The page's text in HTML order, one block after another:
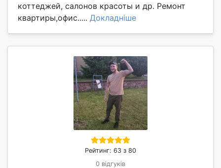
коттеджей, салонов красоты и др. Ремонт
квартиры,офис..... Докладніше
Рейтинг: 63 з 80
0 відгуків